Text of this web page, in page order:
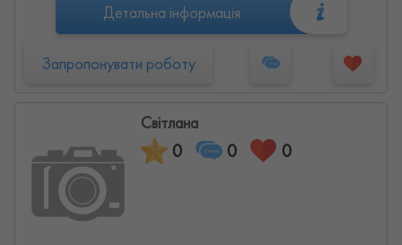
Детальна інформація
Запропонувати роботу
Світлана
0 0 0